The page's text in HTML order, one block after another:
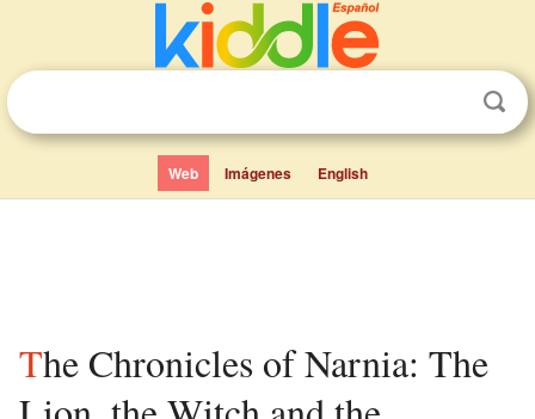
Web Imágenes English
The Chronicles of Narnia: The